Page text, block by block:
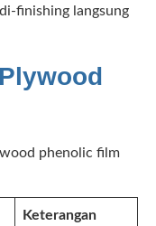
finishing langsung
phenolic film
Keterangan